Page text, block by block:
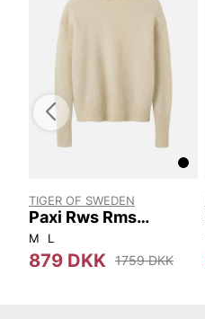
54 56
TIGER OF SWEDEN
Paxi Rws Rms
S00002 1CT
M L
879 DKK 1759 DKK